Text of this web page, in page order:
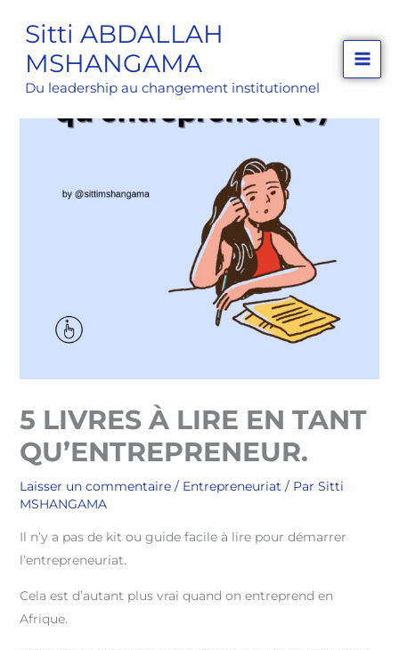
contenu
Sitti ABDALLAH
MSHANGAMA
Du leadership au changement institutionnel
5 LIVRES À LIRE EN TANT
QU’ENTREPRENEUR.
Laisser un commentaire / Entrepreneuriat / Par Sitti
MSHANGAMA
Il n’y a pas de kit ou guide facile à lire pour démarrer
l’entrepreneuriat.
Cela est d’autant plus vrai quand on entreprend en
Afrique.